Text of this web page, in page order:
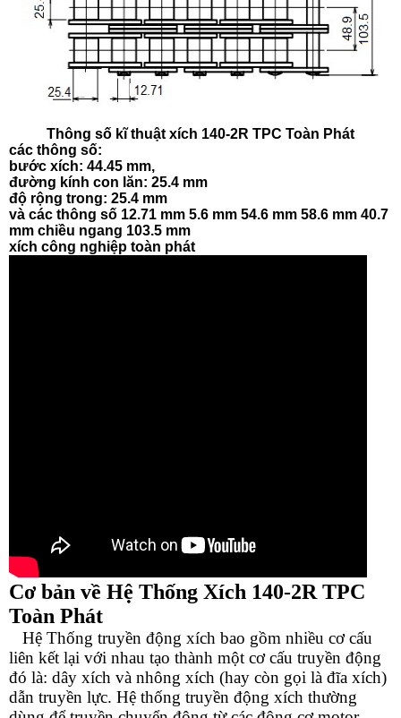
Thông số kĩ thuật xích 140-2R TPC Toàn Phát
các thông số:
bước xích: 44.45 mm,
đường kính con lăn: 25.4 mm
độ rộng trong: 25.4 mm
và các thông số 12.71 mm 5.6 mm 54.6 mm 58.6 mm 40.7
mm chiều ngang 103.5 mm
xích công nghiệp toàn phát
Cơ bản về Hệ Thống Xích 140-2RTPC
Toàn Phát
Hệ Thống truyền động xích bao gồm nhiều cơ cấu
liên kết lại với nhau tạo thành một cơ cấu truyền động
đó là: dây xích và nhông xích (hay còn gọi là đĩa xích)
dẫn truyền lực. Hệ thống truyền động xích thường